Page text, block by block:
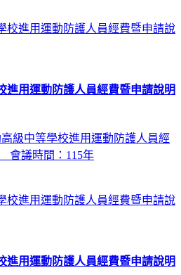
進用運動防護人員經費暨申請說明
級中等學校進用運動防護人員經
會議時間：115年
進用運動防護人員經費暨申請說明